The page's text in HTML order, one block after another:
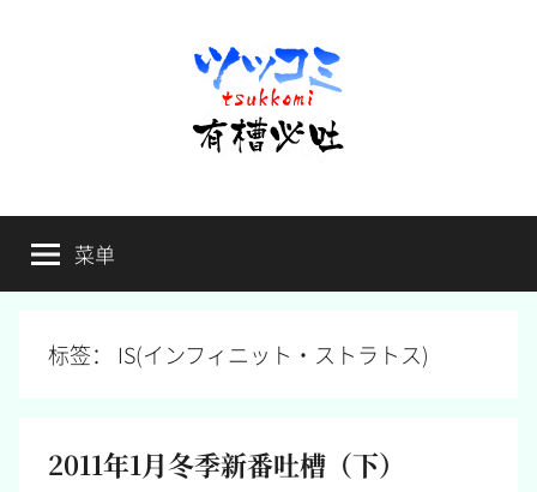
有
槽
必
槽，
毋
菜单
标签： IS(インフィニット・ストラトス)
2011年1月冬季新番吐槽（下）